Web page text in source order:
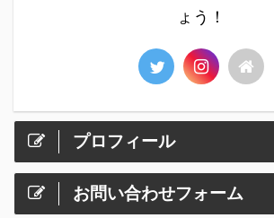
ょう！
プロフィール
お問い合わせフォーム